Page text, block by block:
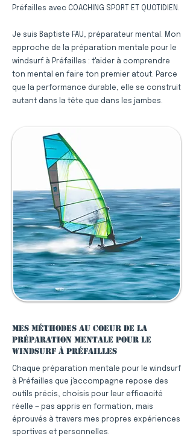
Préfailles avec COACHING SPORT ET QUOTIDIEN.
Je suis Baptiste FAU, préparateur mental. Mon
approche de la préparation mentale pour le
windsurf à Préfailles : t'aider à comprendre
ton mental en faire ton premier atout. Parce
que la performance durable, elle se construit
autant dans la tête que dans les jambes.
Mes méthodes au coeur de la
préparation mentale pour le
windsurf à Préfailles
Chaque préparation mentale pour le windsurf
à Préfailles que j'accompagne repose des
outils précis, choisis pour leur efficacité
réelle — pas appris en formation, mais
éprouvés à travers mes propres expériences
sportives et personnelles.